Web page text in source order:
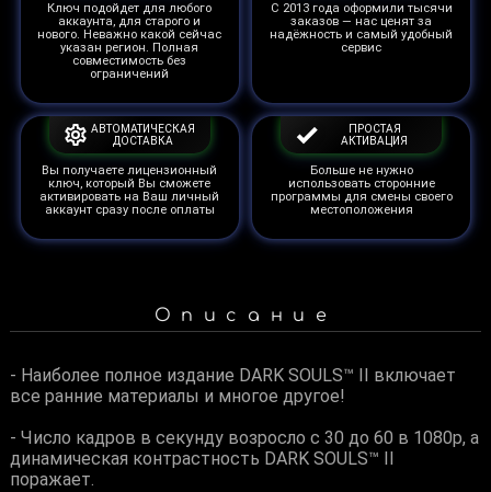
Ключ подойдет для любого
аккаунта, для старого и
нового. Неважно какой сейчас
указан регион. Полная
совместимость без
ограничений
С 2013 года оформили тысячи
заказов — нас ценят за
надёжность и самый удобный
сервис
АВТОМАТИЧЕСКАЯ
ДОСТАВКА
Вы получаете лицензионный
ключ, который Вы сможете
активировать на Ваш личный
аккаунт сразу после оплаты
ПРОСТАЯ
АКТИВАЦИЯ
Больше не нужно
использовать сторонние
программы для смены своего
местоположения
Описание
- Наиболее полное издание DARK SOULS™ II включает
все ранние материалы и многое другое!
- Число кадров в секунду возросло с 30 до 60 в 1080p, а
динамическая контрастность DARK SOULS™ II
поражает.